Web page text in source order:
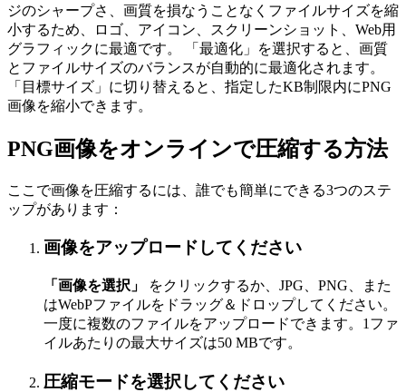
ジのシャープさ、画質を損なうことなくファイルサイズを縮
小するため、ロゴ、アイコン、スクリーンショット、Web用
グラフィックに最適です。 「最適化」を選択すると、画質
とファイルサイズのバランスが自動的に最適化されます。
「目標サイズ」に切り替えると、指定したKB制限内にPNG
画像を縮小できます。
PNG画像をオンラインで圧縮する方法
ここで画像を圧縮するには、誰でも簡単にできる3つのステ
ップがあります：
画像をアップロードしてください
「画像を選択」
をクリックするか、JPG、PNG、また
はWebPファイルをドラッグ＆ドロップしてください。
一度に複数のファイルをアップロードできます。1ファ
イルあたりの最大サイズは50 MBです。
圧縮モードを選択してください